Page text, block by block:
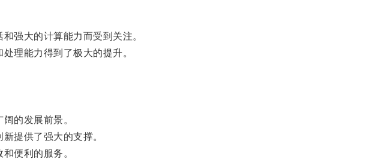
强大的计算能力而受到关注。
理能力得到了极大的提升。
的发展前景。
提供了强大的支撑。
便利的服务。